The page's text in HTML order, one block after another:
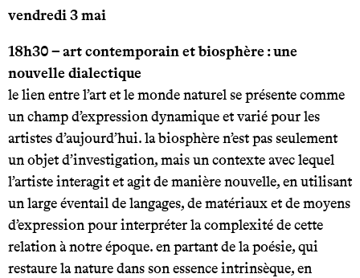
vendredi 3 mai
18h30 – art contemporain et biosphère : une
nouvelle dialectique
le lien entre l’art et le monde naturel se présente comme
un champ d’expression dynamique et varié pour les
artistes d’aujourd’hui. la biosphère n’est pas seulement
un objet d’investigation, mais un contexte avec lequel
l’artiste interagit et agit de manière nouvelle, en utilisant
un large éventail de langages, de matériaux et de moyens
d’expression pour interpréter la complexité de cette
relation à notre époque. en partant de la poésie, qui
restaure la nature dans son essence intrinsèque, en